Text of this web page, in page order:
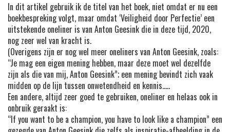
In dit artikel gebruik ik de titel van het boek, niet omdat er nu een
boekbespreking volgt, maar omdat ‘Veiligheid door Perfectie’ een
uitstekende oneliner is van Anton Geesink die in deze tijd, 2020,
nog zeer wel van kracht is.
(Overigens zijn er nog wel meer oneliners van Anton Geesink, zoals:
“Je mag een eigen mening hebben, maar deze moet wel dezelfde
zijn als die van mij, Anton Geesink”; een mening bevindt zich vaak
midden op de lijn tussen onwetendheid en kennis…..
Een andere, altijd zeer goed te gebruiken, oneliner en helaas ook in
onbruik geraakt is:
“If you want to be a champion, you have to look like a champion” een